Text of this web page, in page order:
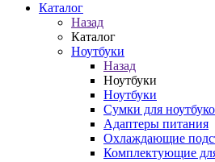
Каталог
Назад
Каталог
Ноутбуки
Назад
Ноутбуки
Ноутбуки
Сумки для
Адаптеры питания
Охлаждающие
Комплектующие